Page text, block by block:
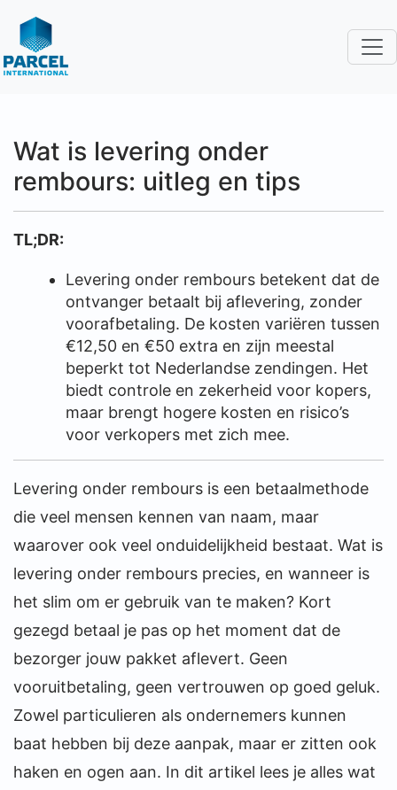
Wat is levering onder
rembours: uitleg en tips
TL;DR:
Levering onder rembours betekent dat de
ontvanger betaalt bij aflevering, zonder
voorafbetaling. De kosten variëren tussen
€12,50 en €50 extra en zijn meestal
beperkt tot Nederlandse zendingen. Het
biedt controle en zekerheid voor kopers,
maar brengt hogere kosten en risico’s
voor verkopers met zich mee.
Levering onder rembours is een betaalmethode
die veel mensen kennen van naam, maar
waarover ook veel onduidelijkheid bestaat. Wat is
levering onder rembours precies, en wanneer is
het slim om er gebruik van te maken? Kort
gezegd betaal je pas op het moment dat de
bezorger jouw pakket aflevert. Geen
vooruitbetaling, geen vertrouwen op goed geluk.
Zowel particulieren als ondernemers kunnen
baat hebben bij deze aanpak, maar er zitten ook
haken en ogen aan. In dit artikel lees je alles wat